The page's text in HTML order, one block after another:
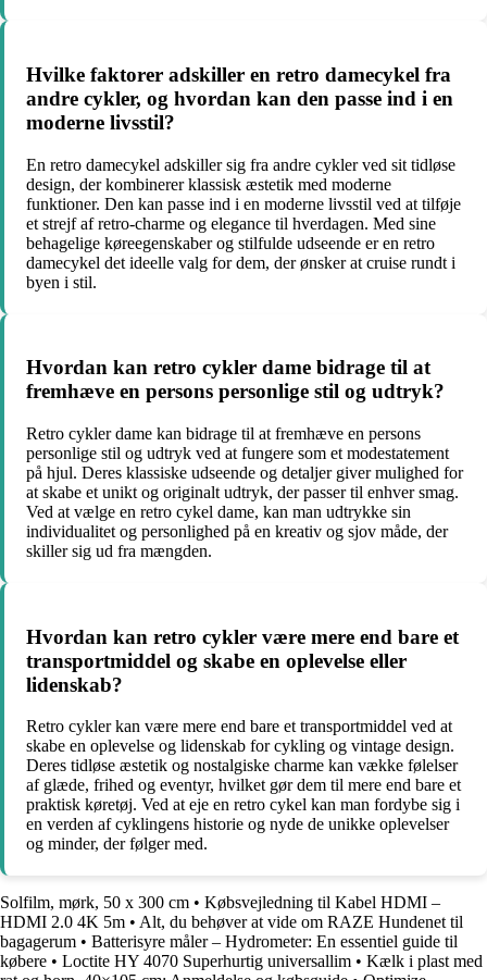
Hvilke faktorer adskiller en retro damecykel fra
andre cykler, og hvordan kan den passe ind i en
moderne livsstil?
En retro damecykel adskiller sig fra andre cykler ved sit tidløse
design, der kombinerer klassisk æstetik med moderne
funktioner. Den kan passe ind i en moderne livsstil ved at tilføje
et strejf af retro-charme og elegance til hverdagen. Med sine
behagelige køreegenskaber og stilfulde udseende er en retro
damecykel det ideelle valg for dem, der ønsker at cruise rundt i
byen i stil.
Hvordan kan retro cykler dame bidrage til at
fremhæve en persons personlige stil og udtryk?
Retro cykler dame kan bidrage til at fremhæve en persons
personlige stil og udtryk ved at fungere som et modestatement
på hjul. Deres klassiske udseende og detaljer giver mulighed for
at skabe et unikt og originalt udtryk, der passer til enhver smag.
Ved at vælge en retro cykel dame, kan man udtrykke sin
individualitet og personlighed på en kreativ og sjov måde, der
skiller sig ud fra mængden.
Hvordan kan retro cykler være mere end bare et
transportmiddel og skabe en oplevelse eller
lidenskab?
Retro cykler kan være mere end bare et transportmiddel ved at
skabe en oplevelse og lidenskab for cykling og vintage design.
Deres tidløse æstetik og nostalgiske charme kan vække følelser
af glæde, frihed og eventyr, hvilket gør dem til mere end bare et
praktisk køretøj. Ved at eje en retro cykel kan man fordybe sig i
en verden af cyklingens historie og nyde de unikke oplevelser
og minder, der følger med.
Solfilm, mørk, 50 x 300 cm • Købsvejledning til Kabel HDMI –
HDMI 2.0 4K 5m • Alt, du behøver at vide om RAZE Hundenet til
bagagerum • Batterisyre måler – Hydrometer: En essentiel guide til
købere • Loctite HY 4070 Superhurtig universallim • Kælk i plast med